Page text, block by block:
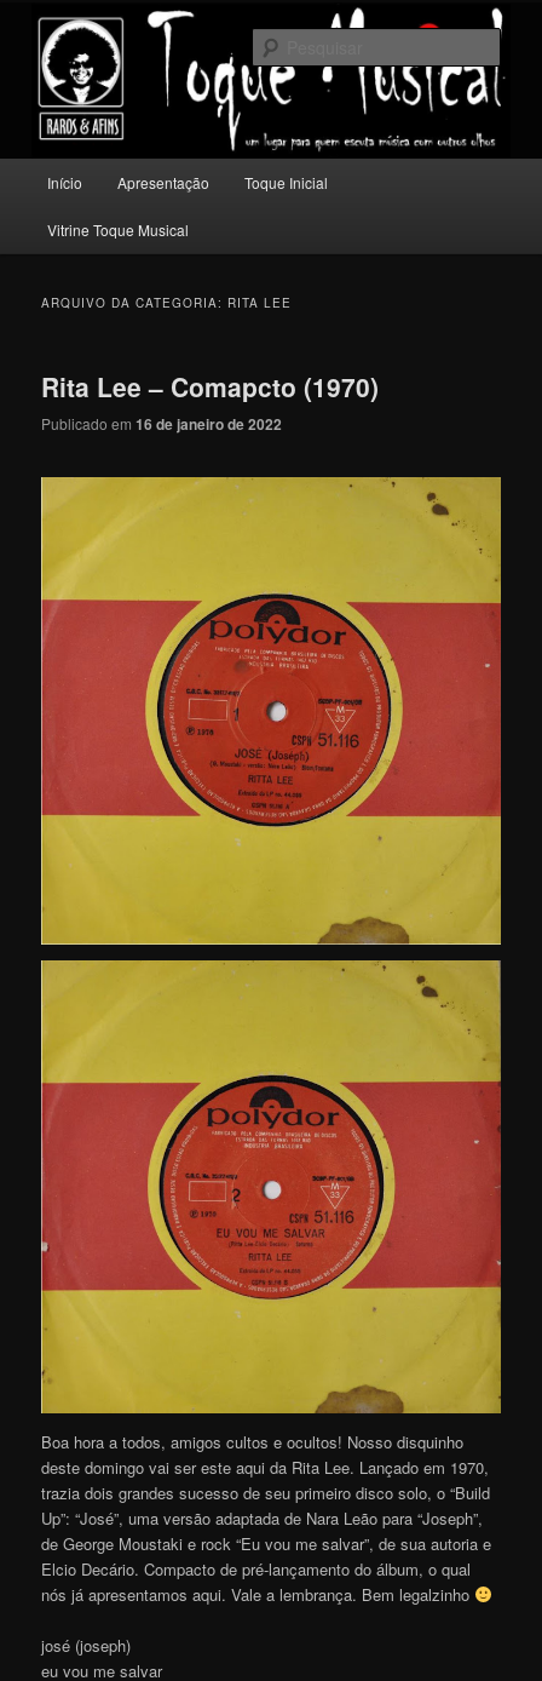
conteúdo
principal
conteúdo
secundário
Toque Musical
Um lugar para quem escuta música com outros olhos.
principal
Início Apresentação Toque Inicial
Vitrine Toque Musical
ARQUIVO DA CATEGORIA: RITA LEE
Rita Lee – Comapcto (1970)
Publicado em16 de janeiro de 2022
Boa hora a todos, amigos cultos e ocultos! Nosso disquinho
deste domingo vai ser este aqui da Rita Lee. Lançado em 1970,
trazia dois grandes sucesso de seu primeiro disco solo, o “Build
Up”: “José”, uma versão adaptada de Nara Leão para “Joseph”,
de George Moustaki e rock “Eu vou me salvar”, de sua autoria e
Elcio Decário. Compacto de pré-lançamento do álbum, o qual
nós já apresentamos aqui. Vale a lembrança. Bem legalzinho
josé (joseph)
eu vou me salvar